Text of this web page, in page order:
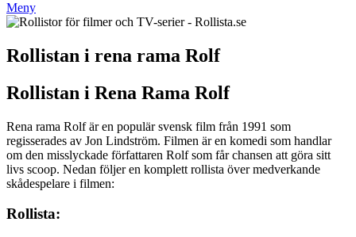
Meny
Rollistan i rena rama Rolf
Rollistan i Rena Rama Rolf
Rena rama Rolf är en populär svensk film från 1991 som
regisserades av Jon Lindström. Filmen är en komedi som handlar
om den misslyckade författaren Rolf som får chansen att göra sitt
livs scoop. Nedan följer en komplett rollista över medverkande
skådespelare i filmen:
Rollista: